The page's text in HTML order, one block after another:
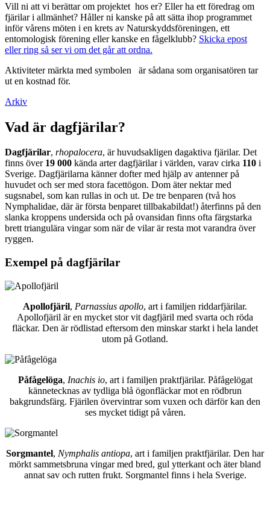
Vill ni att vi berättar om projektet hos er? Eller ha ett föredrag om
fjärilar i allmänhet? Håller ni kanske på att sätta ihop programmet
inför vårens möten i en krets av Naturskyddsföreningen, ett
entomologisk förening eller kanske en fågelklubb? Skicka epost
eller ring så ser vi om det går att ordna.
Aktiviteter märkta med symbolen
är sådana som organisatören tar
ut en kostnad för.
Arkiv
Vad är dagfjärilar?
Dagfjärilar, rhopalocera, är huvudsakligen dagaktiva fjärilar. Det
finns över 19 000 kända arter dagfjärilar i världen, varav cirka 110 i
Sverige. Dagfjärilarna känner dofter med hjälp av antenner på
huvudet och ser med stora facettögon. Dom äter nektar med
sugsnabel, som kan rullas in och ut. De tre benparen (två hos
Nymphalidae, där är första benparet tillbakabildat!) återfinns på den
slanka kroppens undersida och på ovansidan finns ofta färgstarka
brett triangulära vingar som när de vilar är resta mot varandra över
ryggen.
Exempel på dagfjärilar
Apollofjäril, Parnassius apollo, art i familjen riddarfjärilar.
Apollofjäril är en mycket stor vit dagfjäril med svarta och röda
fläckar. Den är rödlistad eftersom den minskar starkt i hela landet
utom på Gotland.
Påfågelöga, Inachis io, art i familjen praktfjärilar. Påfågelögat
kännetecknas av tydliga blå ögonfläckar mot en rödbrun
bakgrundsfärg. Fjärilen övervintrar som vuxen och därför kan den
ses mycket tidigt på våren.
Sorgmantel, Nymphalis antiopa, art i familjen praktfjärilar. Den har
mörkt sammetsbruna vingar med bred, gul ytterkant och äter bland
annat sav och rutten frukt. Sorgmantel finns i hela Sverige.